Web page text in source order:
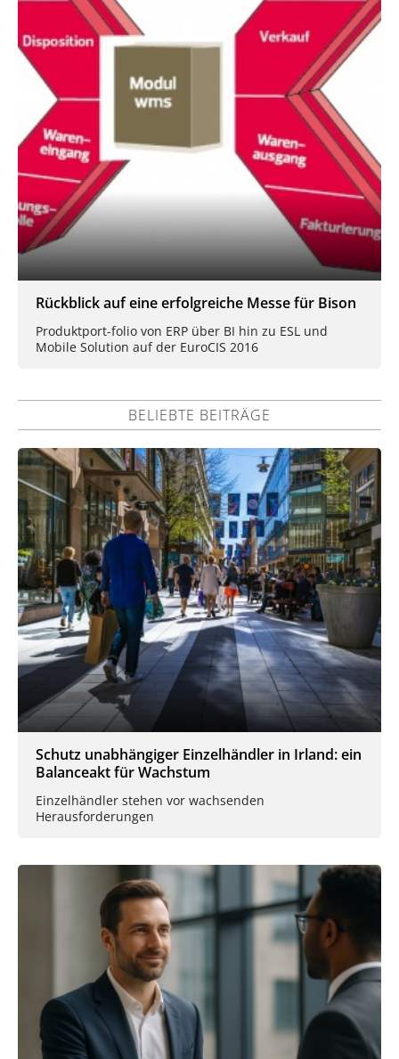
Rückblick auf eine erfolgreiche Messe für Bison
Produktport-folio von ERP über BI hin zu ESL und
Mobile Solution auf der EuroCIS 2016
BELIEBTE BEITRÄGE
Schutz unabhängiger Einzelhändler in Irland: ein
Balanceakt für Wachstum
Einzelhändler stehen vor wachsenden
Herausforderungen